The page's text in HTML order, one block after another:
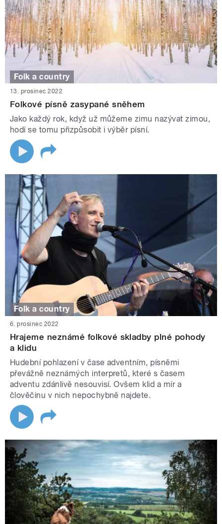
Folk a country
13. prosinec 2022
Folkové písně zasypané sněhem
Jako každý rok, když už můžeme zimu nazývat zimou,
hodí se tomu přizpůsobit i výběr písní.
Folk a country
6. prosinec 2022
Hrajeme neznámé folkové skladby plné pohody
a klidu
Hudební pohlazení v čase adventním, písněmi
převážně neznámých interpretů, které s časem
adventu zdánlivě nesouvisí. Ovšem klid a mír a
člověčinu v nich nepochybně najdete.